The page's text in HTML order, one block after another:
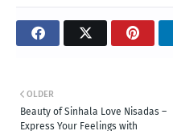
OLDER
Beauty of Sinhala Love Nisadas –
Express Your Feelings with